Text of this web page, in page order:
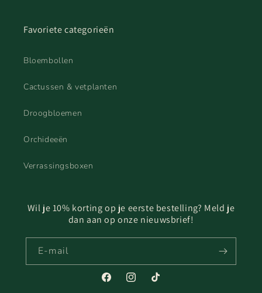
Favoriete categorieën
Bloembollen
Cactussen & vetplanten
Droogbloemen
Orchideeën
Verrassingsboxen
Wil je 10% korting op je eerste bestelling? Meld je
dan aan op onze nieuwsbrief!
E‑mail
FacebookInstagramTikTok